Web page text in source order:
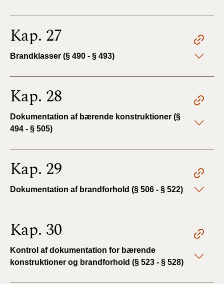
Kap. 27
Brandklasser (§ 490 - § 493)
Kap. 28
Dokumentation af bærende konstruktioner (§
494 - § 505)
Kap. 29
Dokumentation af brandforhold (§ 506 - § 522)
Kap. 30
Kontrol af dokumentation for bærende
konstruktioner og brandforhold (§ 523 - § 528)